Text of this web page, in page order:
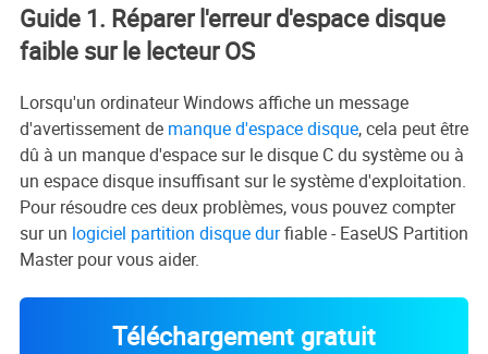
Guide 1. Réparer l'erreur d'espace disque
faible sur le lecteur OS
Lorsqu'un ordinateur Windows affiche un message
d'avertissement de manque d'espace disque, cela peut être
dû à un manque d'espace sur le disque C du système ou à
un espace disque insuffisant sur le système d'exploitation.
Pour résoudre ces deux problèmes, vous pouvez compter
sur un logiciel partition disque durfiable - EaseUS Partition
Master pour vous aider.
Téléchargement gratuit